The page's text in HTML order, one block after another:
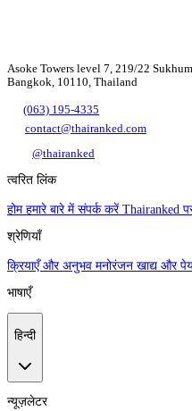
Asoke Towers level 7, 219/22
Bangkok, 10110, Thailand
(063) 195-4335
contact@thairanked.com
@thairanked
त्वरित लिंक
होम हमारे बारे में संपर्क करें Thairanked
श्रेणियाँ
क्रियाएँ और अनुभव मनोरंजन खाद्य और
भाषाएँ
हिन्दी
न्यूज़लेटर